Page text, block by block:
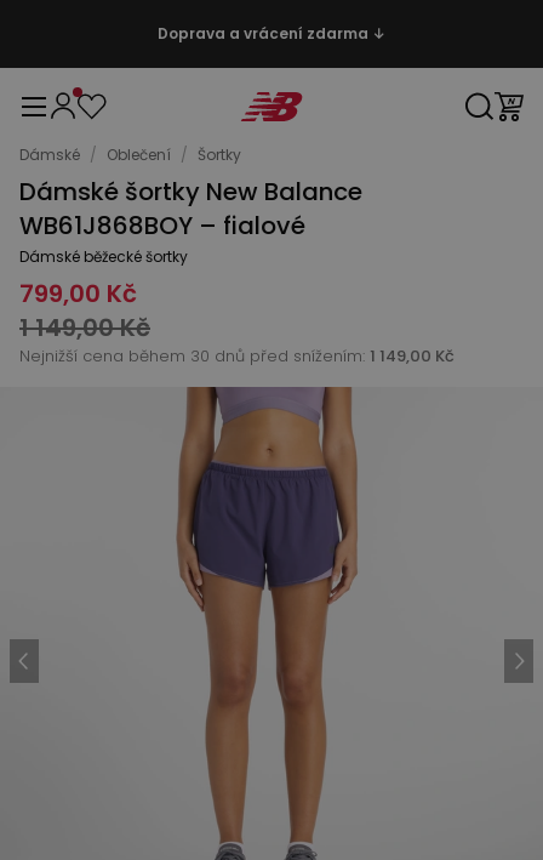
Doprava a vrácení zdarma ↓
Dámské / Oblečení / Šortky
Dámské šortky New Balance
WB61J868BOY – fialové
Dámské běžecké šortky
799,00 Kč
1 149,00 Kč
Nejnižší cena během 30 dnů před snížením: 1 149,00 Kč